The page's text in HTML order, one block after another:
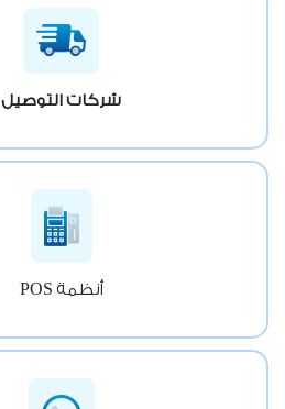
شركات التوصيل
أنظمة POS